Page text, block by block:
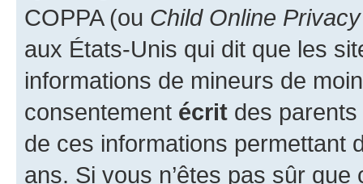
COPPA (ou Child Online
aux États-Unis qui dit que les
informations de mineurs de
consentement écrit des parents
de ces informations permettant
ans. Si vous n’êtes pas sûr